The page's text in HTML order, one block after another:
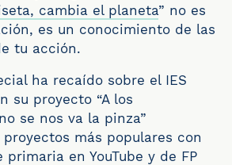
cambia el planeta” no es
es un conocimiento de las
tu acción.
ha recaído sobre el IES
su proyecto “A los
se nos va la pinza”
más populares con
primaria en YouTube y de FP